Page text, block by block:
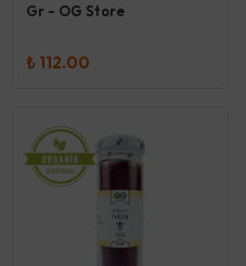
Gr - OG Store
₺ 112.00